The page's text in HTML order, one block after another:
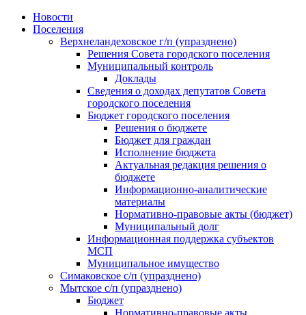
Skip
Новости
Поселения
Верхнеландеховское г/п (упразднено)
Решения Совета городского поселения
Муниципальный контроль
Доклады
Сведения о доходах депутатов Совета
городского поселения
Бюджет городского поселения
Решения о бюджете
Бюджет для граждан
Исполнение бюджета
Актуальная редакция решения о
бюджете
Информационно-аналитические
материалы
Нормативно-правовые акты (бюджет)
Муниципальный долг
Информационная поддержка субъектов
МСП
Муниципальное имущество
Симаковское с/п (упразднено)
Мытское с/п (упразднено)
Бюджет
Нормативно-правовые акты